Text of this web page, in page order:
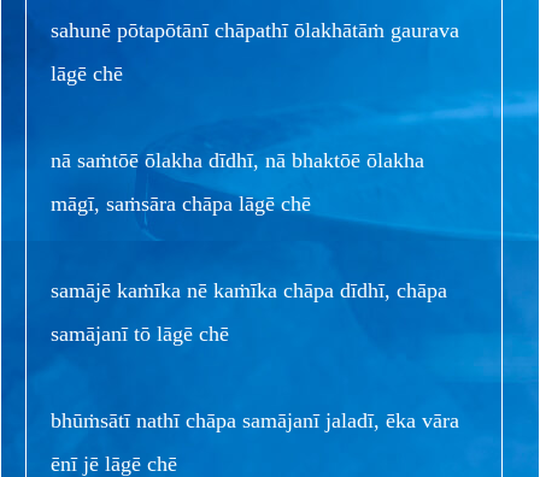
sahunē pōtapōtānī chāpathī ōlakhātāṁ gaurava
lāgē chē
nā saṁtōē ōlakha dīdhī, nā bhaktōē ōlakha
māgī, saṁsāra chāpa lāgē chē
samājē kaṁīka nē kaṁīka chāpa dīdhī, chāpa
samājanī tō lāgē chē
bhūṁsātī nathī chāpa samājanī jaladī, ēka vāra
ēnī jē lāgē chē